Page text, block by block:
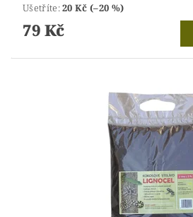
Ušetříte:20 Kč (–20 %)
79 Kč